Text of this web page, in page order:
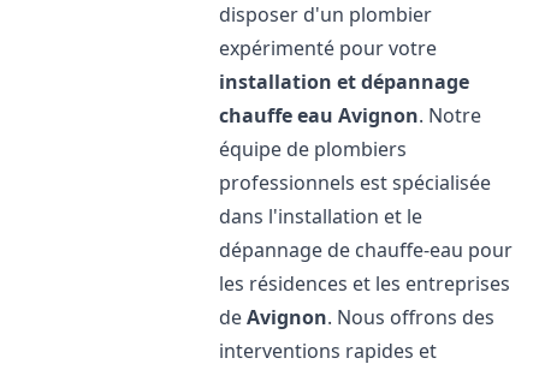
disposer d'un plombier
expérimenté pour votre
installation et dépannage
chauffe eau Avignon. Notre
équipe de plombiers
professionnels est spécialisée
dans l'installation et le
dépannage de chauffe-eau pour
les résidences et les entreprises
deAvignon. Nous offrons des
interventions rapides et